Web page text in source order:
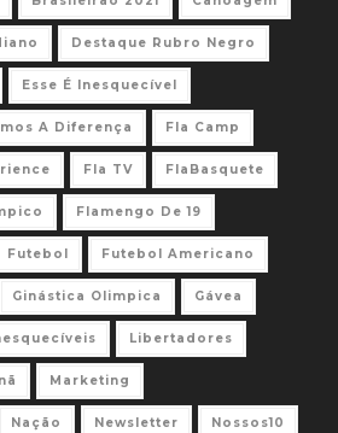
Destaque Rubro Negro
Esse É Inesquecível
A Diferença Fla Camp
Fla TV FlaBasquete
Flamengo De 19
Futebol Futebol Americano
Ginástica Olimpica Gávea
Libertadores
Marketing
Nação Newsletter Nossos10